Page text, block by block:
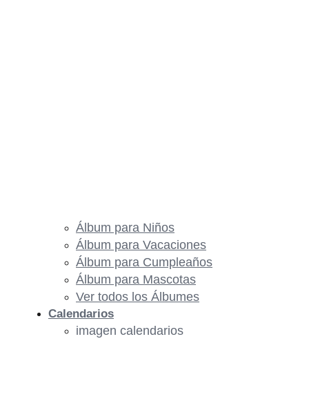
Álbum para Niños
Álbum para Vacaciones
Álbum para Cumpleaños
Álbum para Mascotas
Ver todos los Álbumes
Calendarios
imagen calendarios